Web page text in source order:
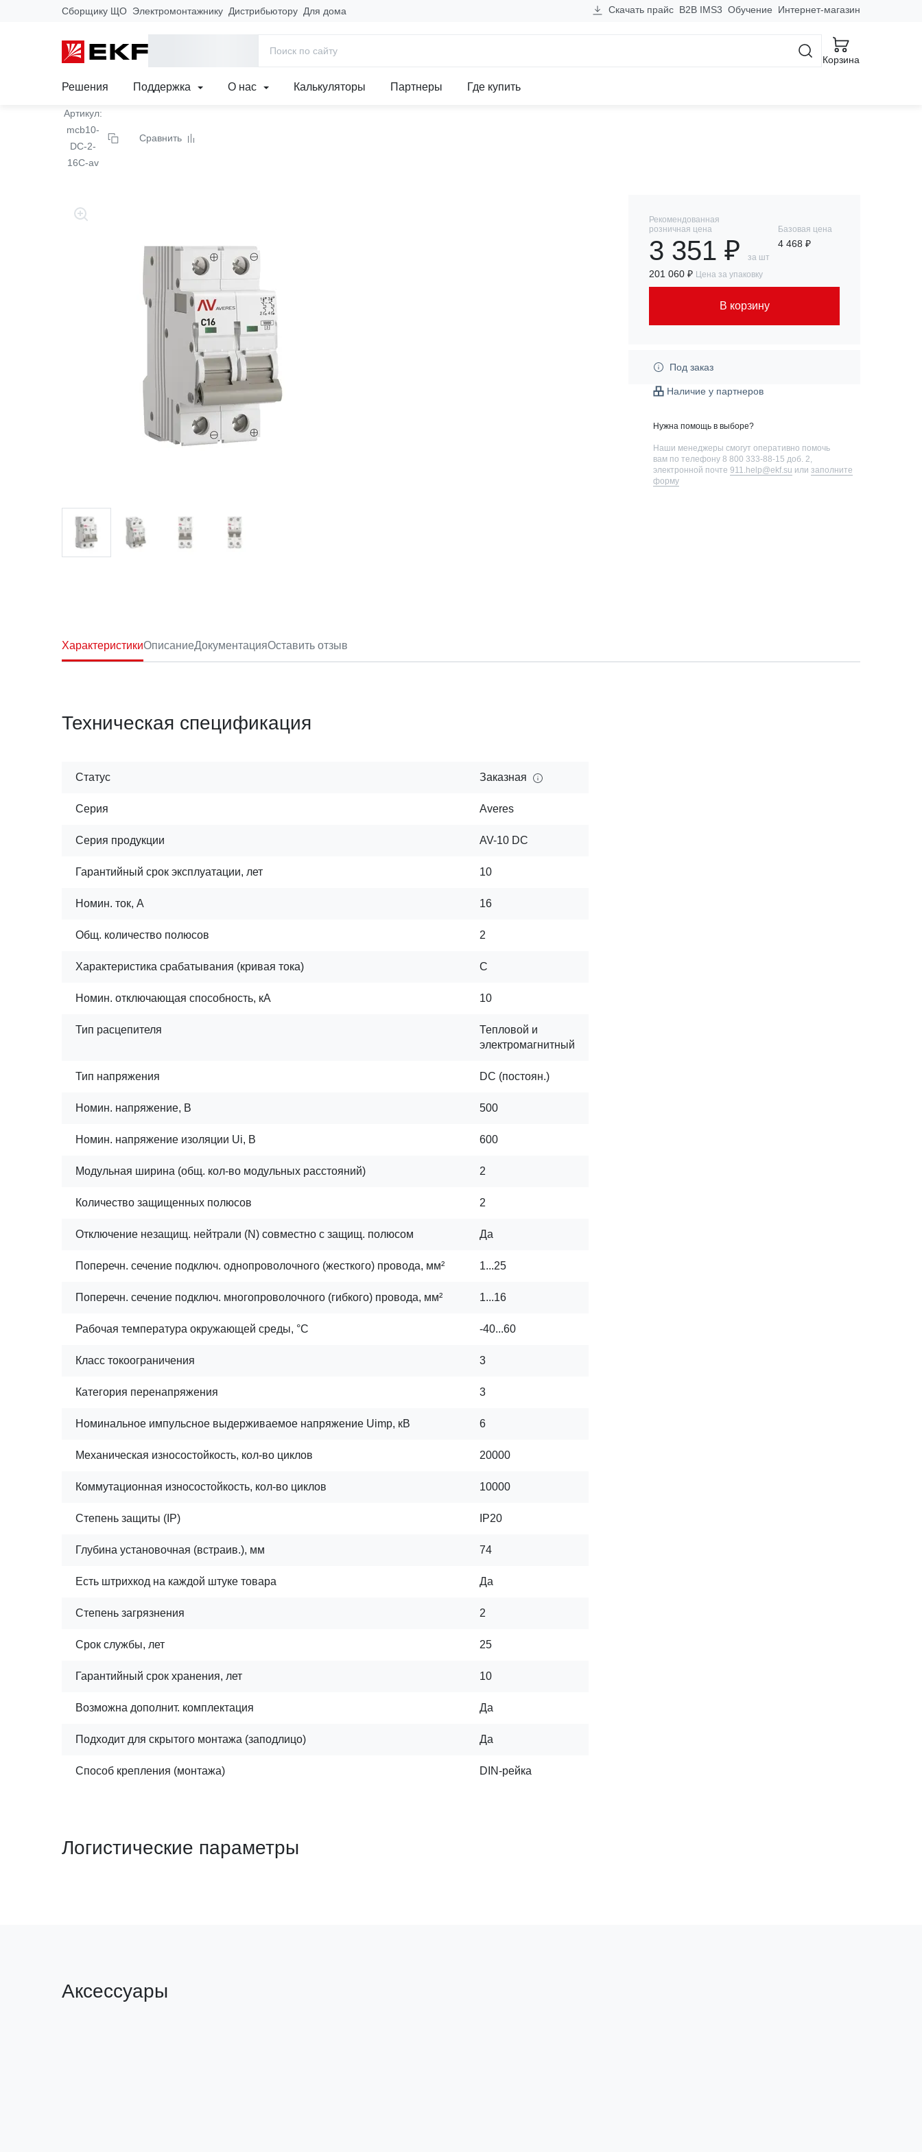
Сборщику ЩО Электромонтажнику Дистрибьютору Для дома Скачать прайс B2B IMS3 Обучение Интернет-магазин
Корзина
Решения Поддержка О нас Калькуляторы Партнеры Где купить
Главная
Выключатель автоматический AV-10 DC 2P 16A (C) 10kA EKF AVERES
Артикул:
mcb10-
DC-2-
16C-av
Сравнить
Рекомендованная
розничная цена
3 351 ₽ за шт
Базовая цена
4 468 ₽
201 060 ₽ Цена за упаковку
В корзину
Под заказ
Наличие у партнеров
Нужна помощь в выборе?
Наши менеджеры смогут оперативно помочь
вам по телефону 8 800 333-88-15 доб. 2
электронной почте 911.help@ekf.su или заполните
форму
ХарактеристикиОписаниеДокументацияОставить отзыв
Техническая спецификация
Статус Заказная
Серия Averes
Серия продукции AV-10 DC
Гарантийный срок эксплуатации, лет 10
Номин. ток, А 16
Общ. количество полюсов 2
Характеристика срабатывания (кривая тока) C
Номин. отключающая способность, кА 10
Тип расцепителя
Тепловой и
электромагнитный
Тип напряжения DC (постоян.)
Номин. напряжение, В 500
Номин. напряжение изоляции Ui, В 600
Модульная ширина (общ. кол-во модульных расстояний) 2
Количество защищенных полюсов 2
Отключение незащищ. нейтрали (N) совместно с защищ. полюсом Да
Поперечн. сечение подключ. однопроволочного (жесткого) провода, мм² 1...25
Поперечн. сечение подключ. многопроволочного (гибкого) провода, мм² 1...16
Рабочая температура окружающей среды, °C -40...60
Класс токоограничения 3
Категория перенапряжения 3
Номинальное импульсное выдерживаемое напряжение Uimp, кВ 6
Механическая износостойкость, кол-во циклов 20000
Коммутационная износостойкость, кол-во циклов 10000
Степень защиты (IP) IP20
Глубина установочная (встраив.), мм 74
Есть штрихкод на каждой штуке товара Да
Степень загрязнения 2
Срок службы, лет 25
Гарантийный срок хранения, лет 10
Возможна дополнит. комплектация Да
Подходит для скрытого монтажа (заподлицо) Да
Способ крепления (монтажа) DIN-рейка
Логистические параметры
Аксессуары